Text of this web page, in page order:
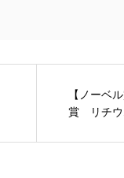
【ノーベ
賞 リチウ